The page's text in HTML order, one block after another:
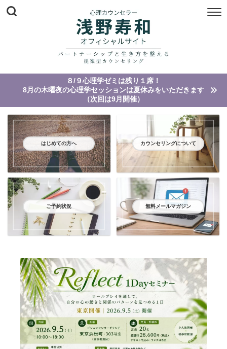
８/９心理学ゼミは残り１席！
8月の木曜夜の心理学セッションは夏休みをいただきます
（次回は9月開催）
はじめての方へ カウンセリングについて
ご予約状況 無料メールマガジン